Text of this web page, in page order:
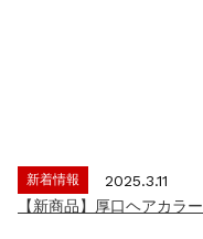
新着情報
2024.7.2
9月24日頃よりオンライ